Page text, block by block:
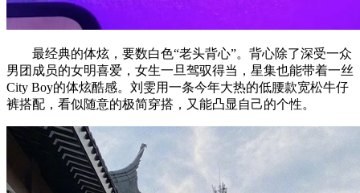
最经典的体炫，要数白色“老头背心”。背心除了深受一众
男团成员的女明喜爱，女生一旦驾驭得当，星集也能带着一丝
City Boy的体炫酷感。刘雯用一条今年大热的低腰款宽松牛仔
裤搭配，看似随意的极简穿搭，又能凸显自己的个性。